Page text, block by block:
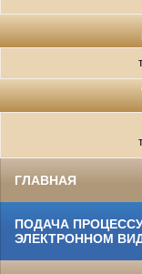
ГЛАВНАЯ
ПОДАЧА
ЭЛЕКТРОННОМ